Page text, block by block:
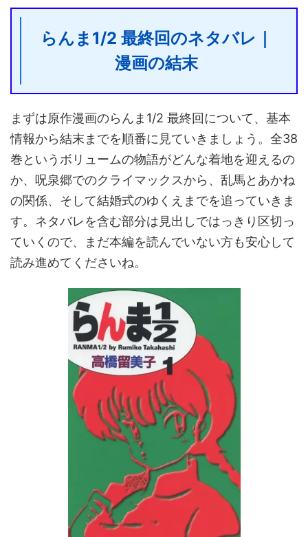
らんま1/2 最終回のネタバレ｜
漫画の結末
まずは原作漫画のらんま1/2 最終回について、基本
情報から結末までを順番に見ていきましょう。全38
巻というボリュームの物語がどんな着地を迎えるの
か、呪泉郷でのクライマックスから、乱馬とあかね
の関係、そして結婚式のゆくえまでを追っていきま
す。ネタバレを含む部分は見出しではっきり区切っ
ていくので、まだ本編を読んでいない方も安心して
読み進めてくださいね。